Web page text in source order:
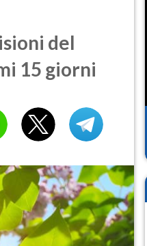
del
15 giorni